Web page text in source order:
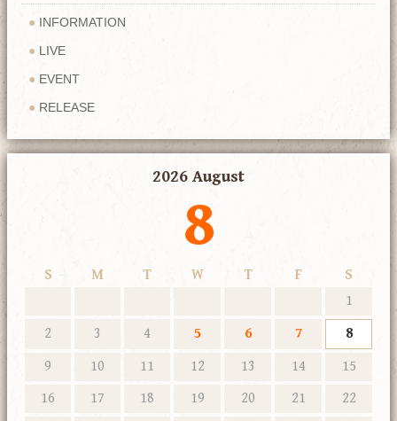
INFORMATION
LIVE
EVENT
RELEASE
2026 August
8
S M T W T F
S
1
2
3 4 5 6 7
8
9
10 11 12 13 14
15
16
17 18 19 20 21
22